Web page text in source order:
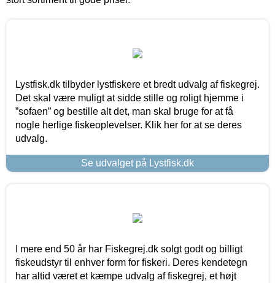
Lystfisk.dk tilbyder lystfiskere et bredt udvalg af fiskegrej.
Det skal være muligt at sidde stille og roligt hjemme i
”sofaen” og bestille alt det, man skal bruge for at få
nogle herlige fiskeoplevelser. Klik her for at se deres
udvalg.
Se udvalget på Lystfisk.dk
I mere end 50 år har Fiskegrej.dk solgt godt og billigt
fiskeudstyr til enhver form for fiskeri. Deres kendetegn
har altid været et kæmpe udvalg af fiskegrej, et højt